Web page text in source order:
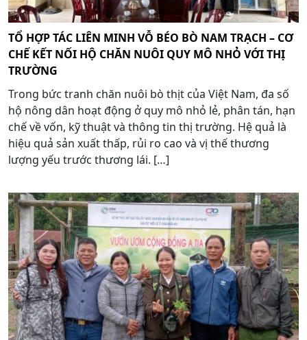
TỔ HỢP TÁC LIÊN MINH VỖ BÉO BÒ NAM TRẠCH – CƠ
CHẾ KẾT NỐI HỘ CHĂN NUÔI QUY MÔ NHỎ VỚI THỊ
TRƯỜNG
Trong bức tranh chăn nuôi bò thịt của Việt Nam, đa số
hộ nông dân hoạt động ở quy mô nhỏ lẻ, phân tán, hạn
chế về vốn, kỹ thuật và thông tin thị trường. Hệ quả là
hiệu quả sản xuất thấp, rủi ro cao và vị thế thương
lượng yếu trước thương lái. […]